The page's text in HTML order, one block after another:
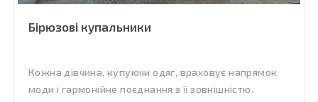
Бірюзові купальники
Кожна дівчина, купуючи одяг, враховує напрямок
моди і гармонійне поєднання з її зовнішністю.